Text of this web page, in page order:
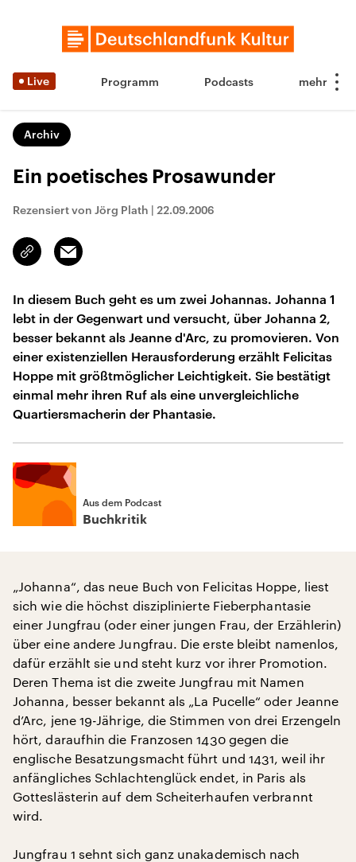
Live Programm Podcasts
Archiv
Ein poetisches Prosawunder
Rezensiert von Jörg Plath | 22.09.2006
Link
kopieren/teilen
Email
In diesem Buch geht es um zwei Johannas. Johanna 1
lebt in der Gegenwart und versucht, über Johanna 2,
besser bekannt als Jeanne d'Arc, zu promovieren. Von
einer existenziellen Herausforderung erzählt Felicitas
Hoppe mit größtmöglicher Leichtigkeit. Sie bestätigt
einmal mehr ihren Ruf als eine unvergleichliche
Quartiersmacherin der Phantasie.
Aus dem Podcast
Buchkritik
„Johanna“, das neue Buch von Felicitas Hoppe, liest
sich wie die höchst disziplinierte Fieberphantasie
einer Jungfrau (oder einer jungen Frau, der Erzählerin)
über eine andere Jungfrau. Die erste bleibt namenlos,
dafür erzählt sie und steht kurz vor ihrer Promotion.
Deren Thema ist die zweite Jungfrau mit Namen
Johanna, besser bekannt als „La Pucelle“ oder Jeanne
d’Arc, jene 19-Jährige, die Stimmen von drei Erzengeln
hört, daraufhin die Franzosen 1430 gegen die
englische Besatzungsmacht führt und 1431, weil ihr
anfängliches Schlachtenglück endet, in Paris als
Gotteslästerin auf dem Scheiterhaufen verbrannt
wird.
Jungfrau 1 sehnt sich ganz unakademisch nach